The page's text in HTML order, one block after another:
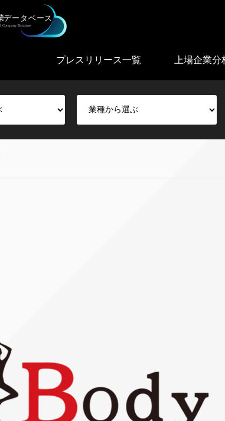
プレスリリース一覧 上場企業分